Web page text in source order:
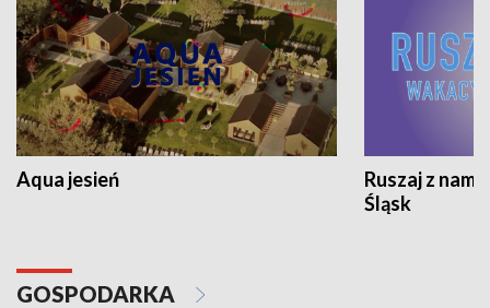
Aqua jesień
Ruszaj z
Śląsk
GOSPODARKA